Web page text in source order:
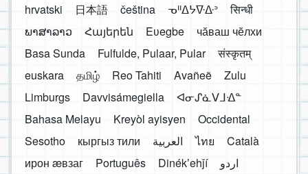
hrvatski
日本語 čeština ᓀᐦᐃᔭᐍᐏᐣ
सिन्धी
ພາສາລາວ
Հայերեն Eʋegbe
чӑваш чӗлхи
Basa Sunda
Fulfulde, Pulaar, Pular
संस्कृतम्
euskara
தமிழ் Reo Tahiti Avañeẽ
Zulu
Limburgs
Davvisámegiella
ᐊᓂᔑᓈᐯᒧᐎᓐ
Bahasa Melayu
Kreyòl ayisyen
Occidental
Sesotho
кыргыз тили العربية ไทย
Català
ирон æвзаг
Português Dinékʼehǰí
اردو